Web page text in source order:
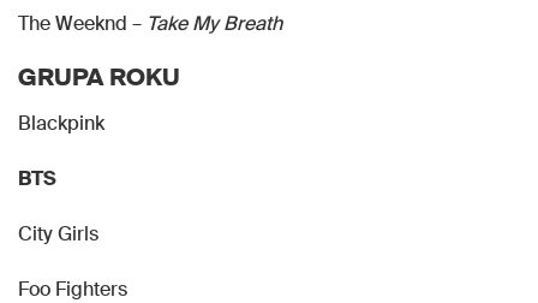
The Weeknd – Take My Breath
GRUPA ROKU
Blackpink
BTS
City Girls
Foo Fighters